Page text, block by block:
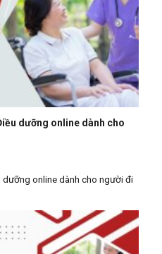
dưỡng online dành cho
online dành cho người đi